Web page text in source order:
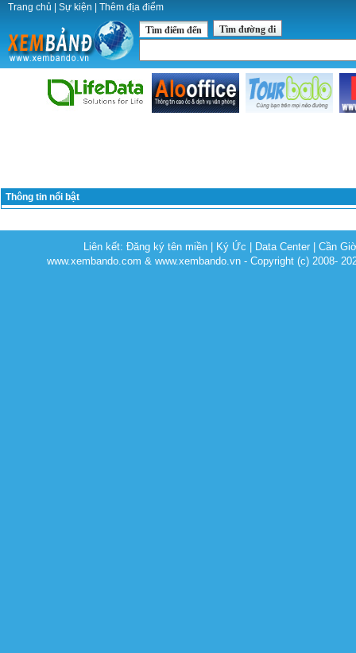
Trang chủ Sự kiện Thêm địa điểm
Tìm điểm đến Tìm đường đi
Thông tin nổi bật
Liên kết:Đăng ký tên miền Ký Ức Data Center |Cần
www.xembando.com & www.xembando.vn - Copyright (c) 2008-